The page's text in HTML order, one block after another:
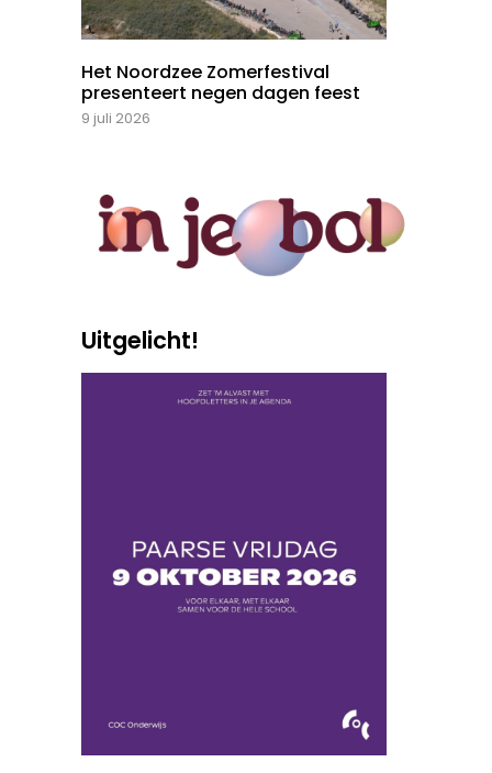
Het Noordzee Zomerfestival
presenteert negen dagen feest
9 juli 2026
Uitgelicht!